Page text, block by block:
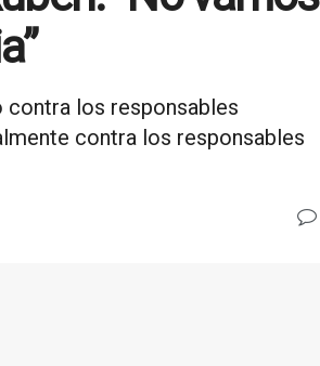
los responsables
contra los responsables